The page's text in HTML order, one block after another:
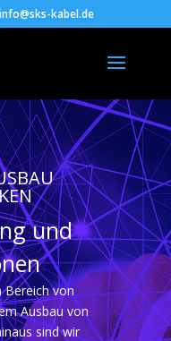
info@sks-kabel.de
und
Bereich von
Ausbau von
sind wir